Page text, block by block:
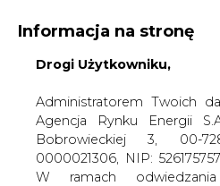
KONTAKT:
WYDAWCA PORTALU:
WYSOKI KONTRAST WIELKOŚĆ
Informacja na stronę
Drogi Użytkowniku,
Administratorem Twoich
Agencja Rynku Energii
Bobrowieckiej 3, 00-
0000021306, NIP:
W ramach